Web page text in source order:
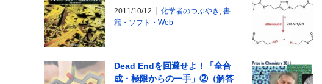
2011/10/12 化学者のつぶやき , 書
籍・ソフト・Web
Dead Endを回避せよ！「全合
成・極限からの一手」②（解答